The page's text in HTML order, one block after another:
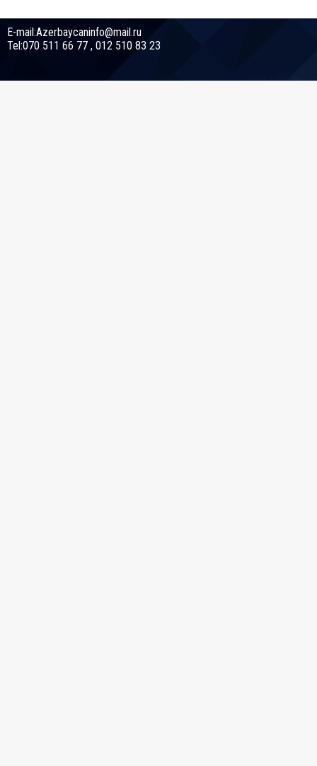
E-mail:Azerbaycaninfo@mail.ru
Tel:070 511 66 77 , 012 510 83 23